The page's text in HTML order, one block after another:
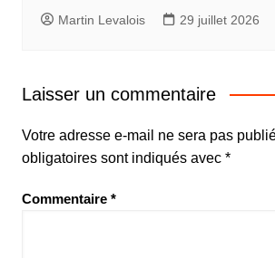
Martin Levalois 29 juillet 2026
Laisser un commentaire
Votre adresse e-mail ne sera pas
obligatoires sont indiqués avec *
Commentaire *